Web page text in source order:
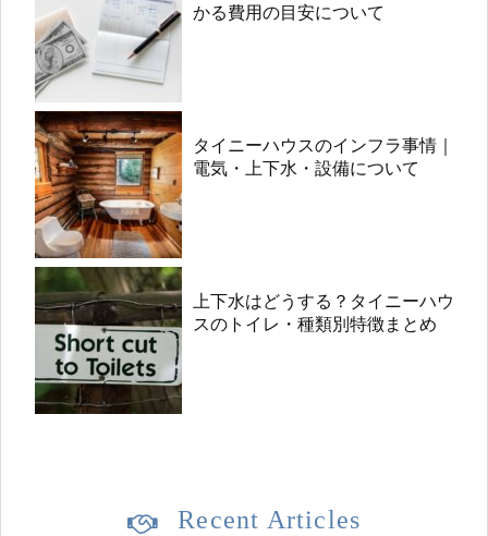
かる費用の目安について
タイニーハウスのインフラ事情｜
電気・上下水・設備について
上下水はどうする？タイニーハウ
スのトイレ・種類別特徴まとめ
Recent Articles